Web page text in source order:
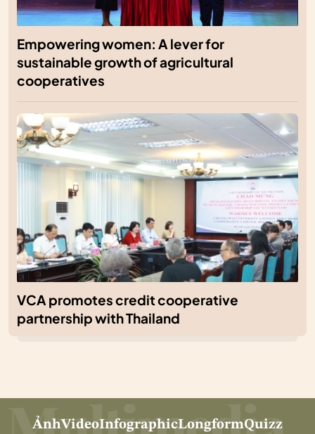
Empowering women: A lever for
sustainable growth of agricultural
cooperatives
VCA promotes credit cooperative
partnership with Thailand
ẢnhVideoInfographicLongformQuizz